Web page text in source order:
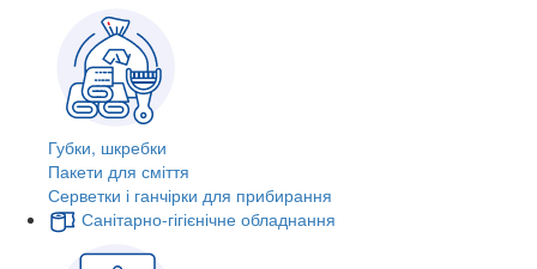
Губки, шкребки
Пакети для сміття
Серветки і ганчірки для прибирання
Санітарно-гігієнічне обладнання